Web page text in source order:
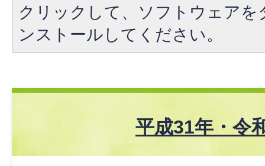
クリックして、ソフトウェア
ンストールしてください。
平成31年・令